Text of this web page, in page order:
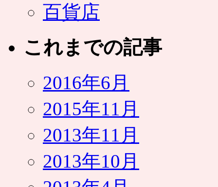
百貨店
これまでの記事
2016年6月
2015年11月
2013年11月
2013年10月